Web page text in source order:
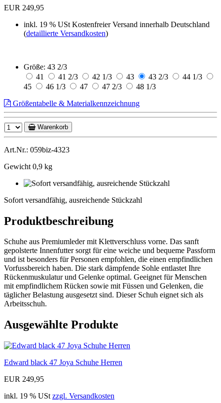
EUR 249,95
inkl. 19 % USt Kostenfreier Versand innerhalb Deutschland
(detaillierte Versandkosten)
Größe: 43 2/3
41
41 2/3 42 1/3 43 43 2/3
44 1/3
45
46 1/3 47 47 2/3
48 1/3
Größentabelle & Materialkennzeichnung
Warenkorb
Art.Nr.: 059biz-4323
Gewicht 0,9 kg
Sofort versandfähig, ausreichende Stückzahl
Produktbeschreibung
Schuhe aus Premiumleder mit Klettverschluss vorne. Das sanft
gepolsterte Innenfutter sorgt für eine weiche und bequeme Passform
und ist besonders für Personen empfohlen, die einen empfindlichen
Vorfussbereich haben. Die stark dämpfende Sohle entlastet Ihre
Rückenmuskulatur und Gelenke optimal. Geeignet für Menschen
mit empfindlichem Rücken sowie mit Füssen und Gelenken, die
täglicher Belastung ausgesetzt sind. Dieser Schuh eignet sich als
Arbeitsschuh.
Ausgewählte Produkte
Edward black 47 Joya Schuhe Herren
EUR 249,95
inkl. 19 % USt zzgl. Versandkosten